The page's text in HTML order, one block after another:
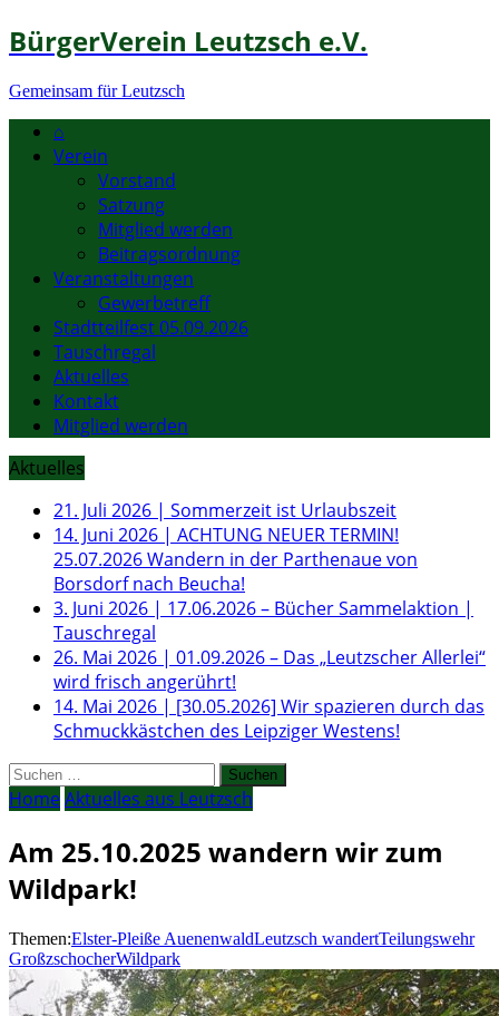
BürgerVerein Leutzsch e.V.
Gemeinsam für Leutzsch
⌂
Verein
Vorstand
Satzung
Mitglied werden
Beitragsordnung
Veranstaltungen
Gewerbetreff
Stadtteilfest 05.09.2026
Tauschregal
Aktuelles
Kontakt
Mitglied werden
Aktuelles
21. Juli 2026 | Sommerzeit ist Urlaubszeit
14. Juni 2026 | ACHTUNG NEUER TERMIN!
25.07.2026 Wandern in der Parthenaue von
Borsdorf nach Beucha!
3. Juni 2026 | 17.06.2026 – Bücher Sammelaktion |
Tauschregal
26. Mai 2026 | 01.09.2026 – Das „Leutzscher Allerlei“
wird frisch angerührt!
14. Mai 2026 | [30.05.2026] Wir spazieren durch das
Schmuckkästchen des Leipziger Westens!
Suchen
nach:
HomeAktuelles aus Leutzsch
Am 25.10.2025 wandern wir zum
Wildpark!
Themen:Elster-Pleiße AuenenwaldLeutzsch wandertTeilungswehr
GroßzschocherWildpark